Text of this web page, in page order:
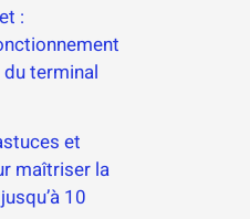
:
terminal
et
maîtriser la
10